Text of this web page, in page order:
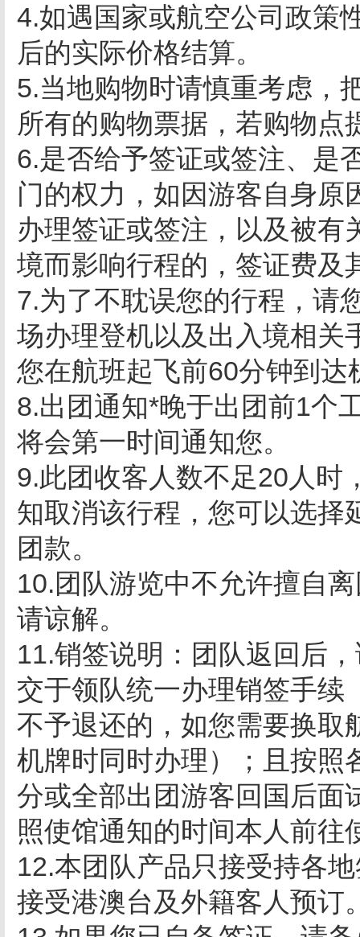
4.如遇国家或航空公司政策
后的实际价格结算。
5.当地购物时请慎重考虑，
所有的购物票据，若购物点
6.是否给予签证或签注、是
门的权力，如因游客自身原
办理签证或签注，以及被有
境而影响行程的，签证费及
7.为了不耽误您的行程，请
场办理登机以及出入境相关
您在航班起飞前60分钟到达
8.出团通知*晚于出团前1个
将会第一时间通知您。
9.此团收客人数不足20人时
知取消该行程，您可以选择
团款。
10.团队游览中不允许擅自
请谅解。
11.销签说明：团队返回后
交于领队统一办理销签手续
不予退还的，如您需要换取
机牌时同时办理）；且按照
分或全部出团游客回国后面
照使馆通知的时间本人前往
12.本团队产品只接受持各
接受港澳台及外籍客人预订